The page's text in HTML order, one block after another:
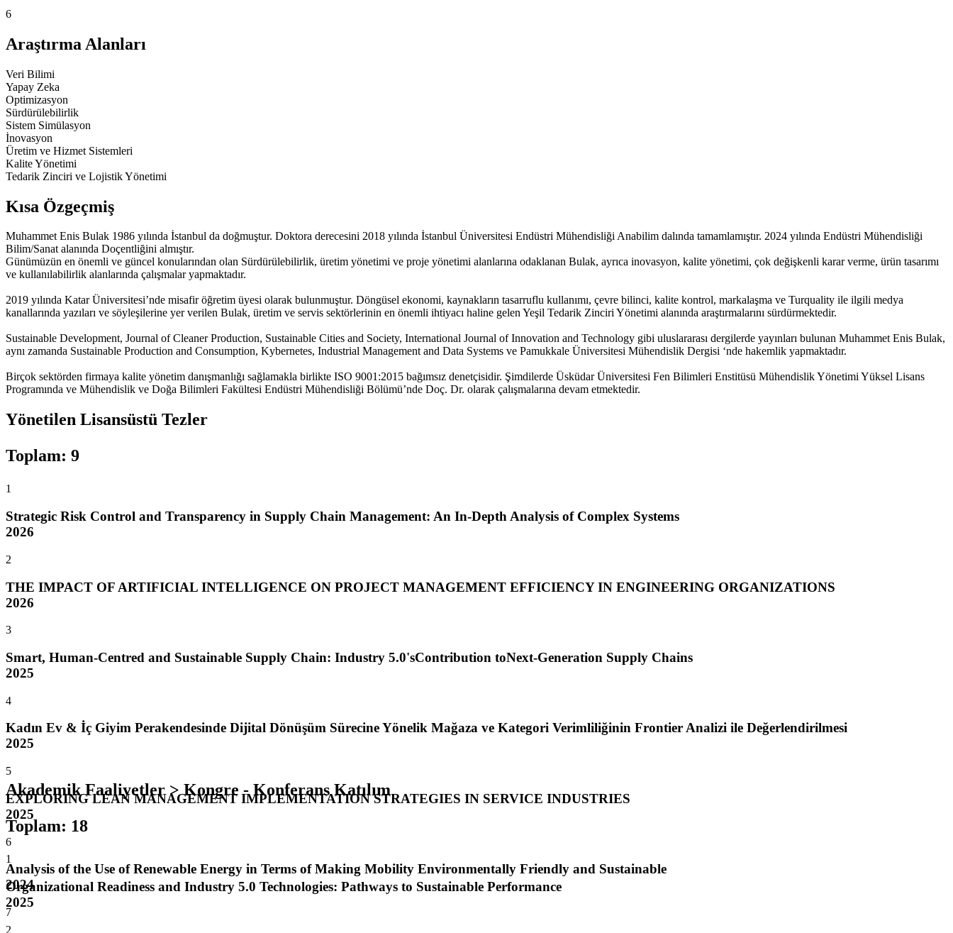
6
Araştırma Alanları
Veri Bilimi
Yapay Zeka
Optimizasyon
Sürdürülebilirlik
Sistem Simülasyon
İnovasyon
Üretim ve Hizmet Sistemleri
Kalite Yönetimi
Tedarik Zinciri ve Lojistik Yönetimi
Kısa Özgeçmiş
Muhammet Enis Bulak 1986 yılında İstanbul da doğmuştur. Doktora derecesini 2018 yılında İstanbul Üniversitesi Endüstri Mühendisliği Anabilim dalında tamamlamıştır. 2024 yılında Endüstri Mühendisliği
Bilim/Sanat alanında Doçentliğini almıştır.
Günümüzün en önemli ve güncel konularından olan Sürdürülebilirlik, üretim yönetimi ve proje yönetimi alanlarına odaklanan Bulak, ayrıca inovasyon, kalite yönetimi, çok değişkenli karar verme, ürün tasarımı
ve kullanılabilirlik alanlarında çalışmalar yapmaktadır.
2019 yılında Katar Üniversitesi’nde misafir öğretim üyesi olarak bulunmuştur. Döngüsel ekonomi, kaynakların tasarruflu kullanımı, çevre bilinci, kalite kontrol, markalaşma ve Turquality ile ilgili medya
kanallarında yazıları ve söyleşilerine yer verilen Bulak, üretim ve servis sektörlerinin en önemli ihtiyacı haline gelen Yeşil Tedarik Zinciri Yönetimi alanında araştırmalarını sürdürmektedir.
Sustainable Development, Journal of Cleaner Production, Sustainable Cities and Society, International Journal of Innovation and Technology gibi uluslararası dergilerde yayınları bulunan Muhammet Enis Bulak,
aynı zamanda Sustainable Production and Consumption, Kybernetes, Industrial Management and Data Systems ve Pamukkale Üniversitesi Mühendislik Dergisi ‘nde hakemlik yapmaktadır.
Birçok sektörden firmaya kalite yönetim danışmanlığı sağlamakla birlikte ISO 9001:2015 bağımsız denetçisidir. Şimdilerde Üsküdar Üniversitesi Fen Bilimleri Enstitüsü Mühendislik Yönetimi Yüksel Lisans
Programında ve Mühendislik ve Doğa Bilimleri Fakültesi Endüstri Mühendisliği Bölümü’nde Doç. Dr. olarak çalışmalarına devam etmektedir.
Yönetilen Lisansüstü Tezler
Toplam: 9
1
Strategic Risk Control and Transparency in Supply Chain Management: An In-Depth Analysis of Complex Systems
2026
2
THE IMPACT OF ARTIFICIAL INTELLIGENCE ON PROJECT MANAGEMENT EFFICIENCY IN ENGINEERING ORGANIZATIONS
2026
3
Smart, Human-Centred and Sustainable Supply Chain: Industry 5.0'sContribution toNext-Generation Supply Chains
2025
4
Kadın Ev & İç Giyim Perakendesinde Dijital Dönüşüm Sürecine Yönelik Mağaza ve Kategori Verimliliğinin Frontier Analizi ile Değerlendirilmesi
2025
5
EXPLORING LEAN MANAGEMENT IMPLEMENTATION STRATEGIES IN SERVICE INDUSTRIES
2025
6
Analysis of the Use of Renewable Energy in Terms of Making Mobility Environmentally Friendly and Sustainable
2024
7
Akademik Faaliyetler > Kongre - Konferans Katılım
Toplam: 18
1
Organizational Readiness and Industry 5.0 Technologies: Pathways to Sustainable Performance
2025
2